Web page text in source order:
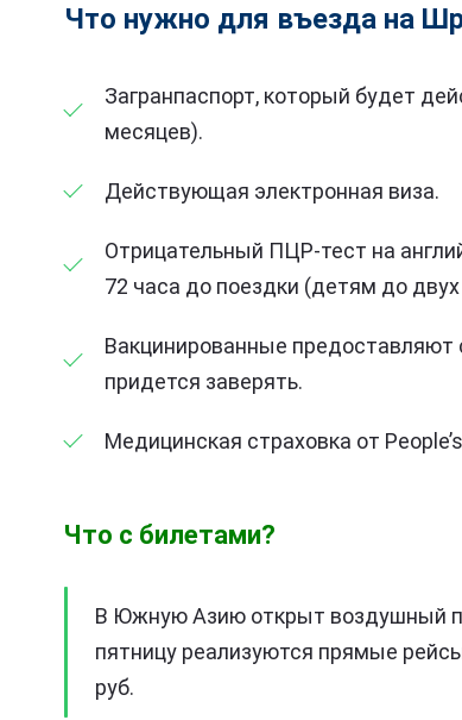
Что нужно для въезда на
Загранпаспорт, который будет
месяцев).
Действующая электронная виза.
Отрицательный ПЦР-тест на
72 часа до поездки (детям до
Вакцинированные предоставляют
придется заверять.
Медицинская страховка от
Что с билетами?
В Южную Азию открыт воздушный
пятницу реализуются прямые
руб.